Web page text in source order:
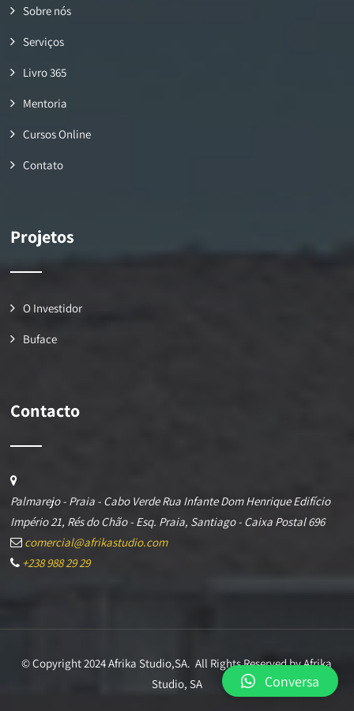
Sobre nós
Serviços
Livro 365
Mentoria
Cursos Online
Contato
Projetos
O Investidor
Buface
Contacto
Palmarejo - Praia - Cabo Verde Rua Infante Dom Henrique Edifício
Império 21, Rés do Chão - Esq. Praia, Santiago - Caixa Postal 696
comercial@afrikastudio.com
+238 988 29 29
© Copyright 2024 Afrika Studio,SA. All Rights Reserved by Afrika
Studio, SA
Conversa